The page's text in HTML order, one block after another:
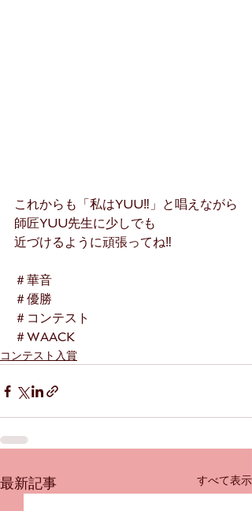
これからも「私はYUU‼」と唱えながら
師匠YUU先生に少しでも
近づけるように頑張ってね‼
＃華音
＃優勝
＃コンテスト
＃WAACK
コンテスト入賞
最新記事 すべて表示